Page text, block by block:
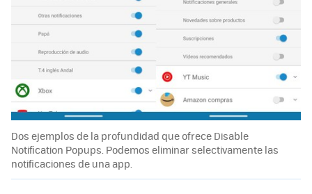
Dos ejemplos de la profundidad que ofrece Disable
Notification Popups. Podemos eliminar selectivamente las
notificaciones de una app.